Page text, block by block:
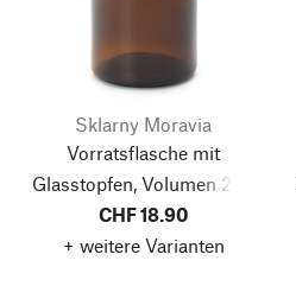
Sklarny Moravia
Vorratsflasche mit
Glasstopfen, Volumen 250
ml
CHF 18.90
+ weitere Varianten